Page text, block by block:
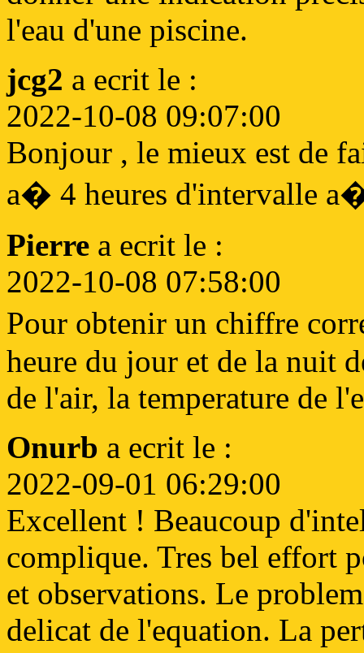
l'eau d'une piscine.
jcg2 a ecrit le :
2022-10-08 09:07:00
Bonjour , le mieux est de
a� 4 heures d'intervalle
Pierre a ecrit le :
2022-10-08 07:58:00
Pour obtenir un chiffre
heure du jour et de la nuit
de l'air, la temperature de
Onurb a ecrit le :
2022-09-01 06:29:00
Excellent ! Beaucoup
complique. Tres bel effort
et observations. Le
delicat de l'equation. La